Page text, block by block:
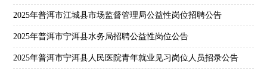
2025年普洱市江城县市场监督管理局公益性岗位招聘公告
2025年普洱市宁洱县水务局招聘公益性岗位公告
2025年普洱市宁洱县人民医院青年就业见习岗位人员招录公告